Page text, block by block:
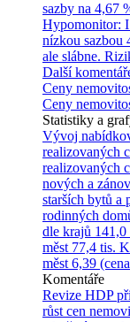
sazby na 4,67
Hypomonitor: I
nízkou sazbou
ale slábne.
Další
Ceny
Ceny
Statistiky a
Vývoj
realizovaných
realizovaných
nových a
starších bytů a
rodinných
dle krajů 141,0
měst 77,4 tis.
měst 6,39
Komentáře
Revize HDP
růst cen